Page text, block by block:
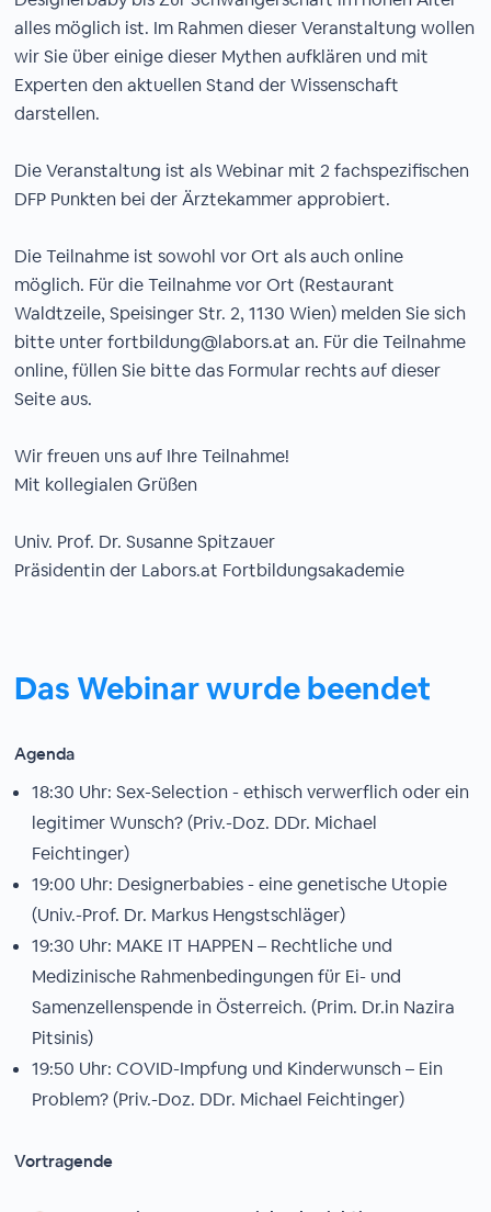
alles möglich ist. Im Rahmen dieser Veranstaltung wollen
wir Sie über einige dieser Mythen aufklären und mit
Experten den aktuellen Stand der Wissenschaft
darstellen.
Die Veranstaltung ist als Webinar mit 2 fachspezifischen
DFP Punkten bei der Ärztekammer approbiert.
Die Teilnahme ist sowohl vor Ort als auch online
möglich. Für die Teilnahme vor Ort (Restaurant
Waldtzeile, Speisinger Str. 2, 1130 Wien) melden Sie sich
bitte unter fortbildung@labors.at an. Für die Teilnahme
online, füllen Sie bitte das Formular rechts auf dieser
Seite aus.
Wir freuen uns auf Ihre Teilnahme!
Mit kollegialen Grüßen
Univ. Prof. Dr. Susanne Spitzauer
Präsidentin der Labors.at Fortbildungsakademie
Das Webinar wurde beendet
Agenda
18:30 Uhr: Sex-Selection - ethisch verwerflich oder ein
legitimer Wunsch? (Priv.-Doz. DDr. Michael
Feichtinger)
19:00 Uhr: Designerbabies - eine genetische Utopie
(Univ.-Prof. Dr. Markus Hengstschläger)
19:30 Uhr: MAKE IT HAPPEN – Rechtliche und
Medizinische Rahmenbedingungen für Ei- und
Samenzellenspende in Österreich. (Prim. Dr.in Nazira
Pitsinis)
19:50 Uhr: COVID-Impfung und Kinderwunsch – Ein
Problem? (Priv.-Doz. DDr. Michael Feichtinger)
Vortragende